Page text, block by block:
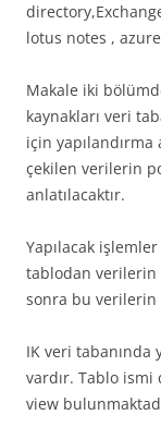
lotus notes ,
Makale iki
kaynakları veri
için
çekilen verilerin
anlatılacaktır.
Yapılacak
tablodan verilerin
sonra bu verilerin
IK veri tabanında
vardır. Tablo
view